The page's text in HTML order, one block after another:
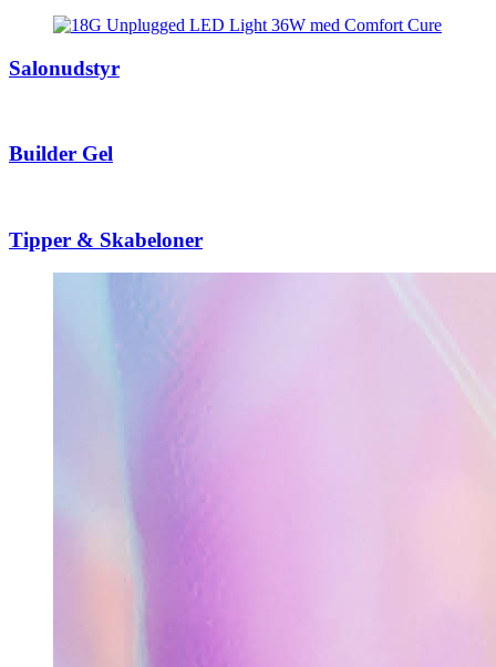
Salonudstyr
Builder Gel
Tipper & Skabeloner